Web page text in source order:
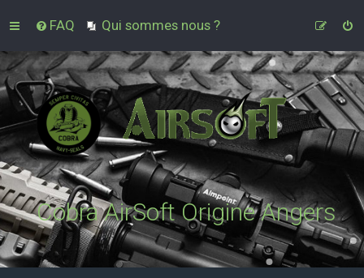
FAQ Qui sommes nous ?
Cobra AirSoft Origine Angers